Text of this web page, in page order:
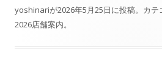
e e
yoshinariが2026年5月25日に投稿。カテ
2026店舗案内。